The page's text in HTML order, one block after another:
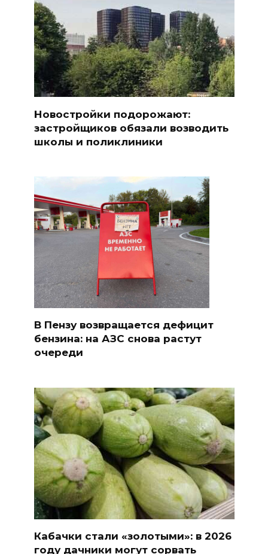
Новостройки подорожают:
застройщиков обязали возводить
школы и поликлиники
В Пензу возвращается дефицит
бензина: на АЗС снова растут
очереди
Кабачки стали «золотыми»: в 2026
году дачники могут сорвать